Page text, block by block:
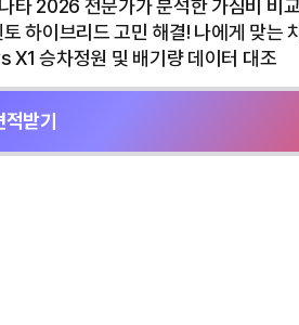
타 2026 전문가가 분석한 가심비 비교
하이브리드 고민 해결! 나에게 맞는
승차정원 및 배기량 데이터 대조
적받기